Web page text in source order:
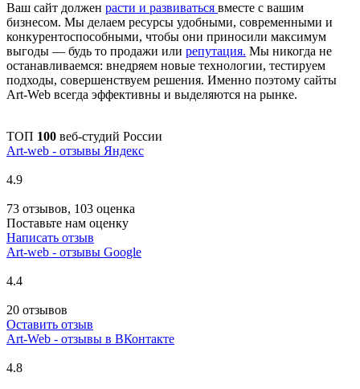
Ваш сайт должен расти и развиваться вместе с вашим
бизнесом. Мы делаем ресурсы удобными, современными и
конкурентоспособными, чтобы они приносили максимум
выгоды — будь то продажи или репутация. Мы никогда не
останавливаемся: внедряем новые технологии, тестируем
подходы, совершенствуем решения. Именно поэтому сайты
Art-Web всегда эффективны и выделяются на рынке.
ТОП 100 веб-студий России
Art-web - отзывы Яндекс
4.9
73 отзывов, 103 оценка
Поставьте нам оценку
Написать отзыв
Art-web - отзывы Google
4.4
20 отзывов
Оставить отзыв
Art-Web - отзывы в ВКонтакте
4.8